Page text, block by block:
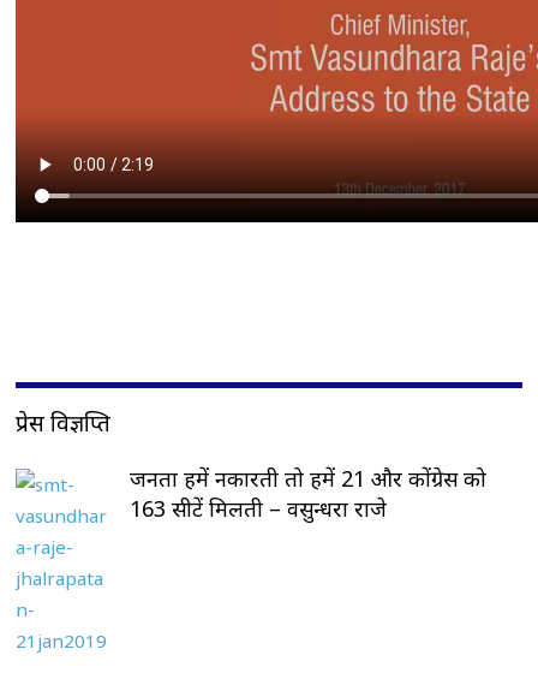
प्रेस विज्ञप्ति
जनता हमें नकारती तो हमें 21 और कोंग्रेस को
163 सीटें मिलती – वसुन्धरा राजे